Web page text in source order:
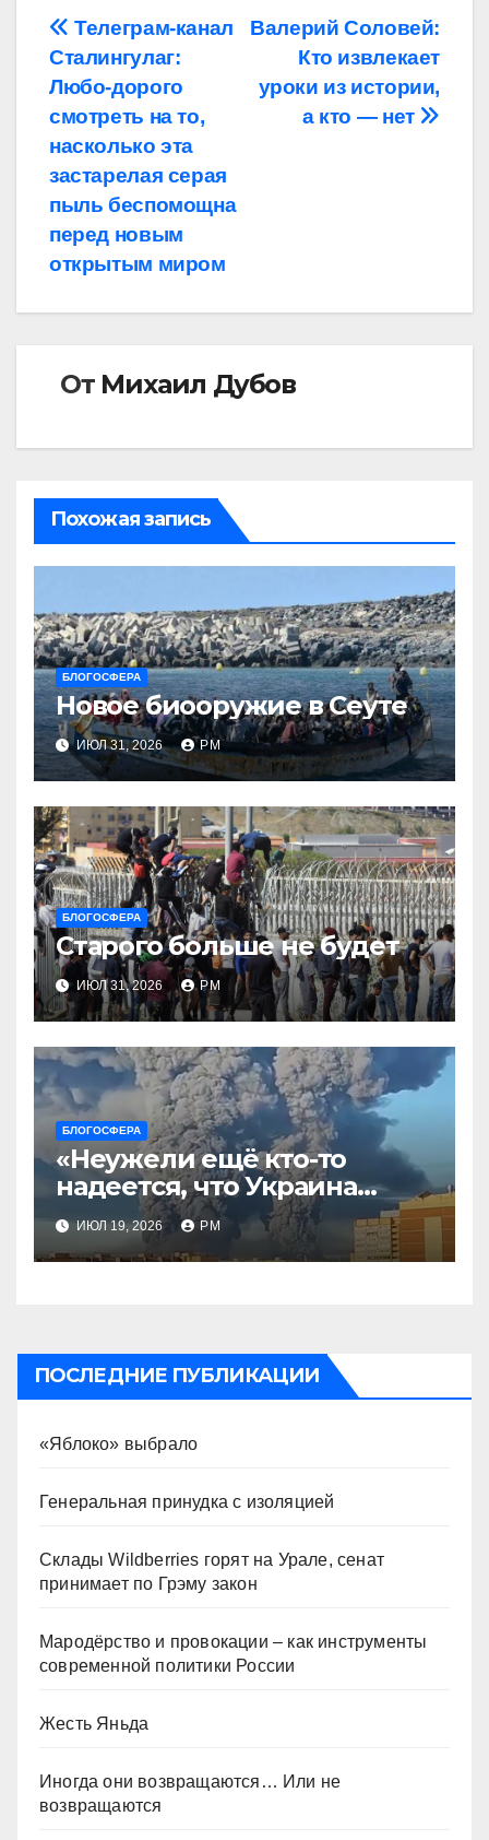
Навигация
по
записям
Валерий Соловей:
Кто извлекает
уроки из истории,
а кто — нет
Телеграм-канал
Сталингулаг:
Любо-дорого
смотреть на то,
насколько эта
застарелая серая
пыль беспомощна
перед новым
открытым миром
От Михаил Дубов
Похожая запись
БЛОГОСФЕРА
Новое биооружие в Сеуте
ИЮЛ 31, 2026 РМ
БЛОГОСФЕРА
Старого больше не будет
ИЮЛ 31, 2026 РМ
БЛОГОСФЕРА
«Неужели ещё кто-то
надеется, что Украина
будет действовать
непоследовательно?»
ИЮЛ 19, 2026 РМ
ПОСЛЕДНИЕ ПУБЛИКАЦИИ
«Яблоко» выбрало
Генеральная принудка с изоляцией
Склады Wildberries горят на Урале, сенат
принимает по Грэму закон
Мародёрство и провокации – как инструменты
современной политики России
Жесть Яньда
Иногда они возвращаются… Или не
возвращаются